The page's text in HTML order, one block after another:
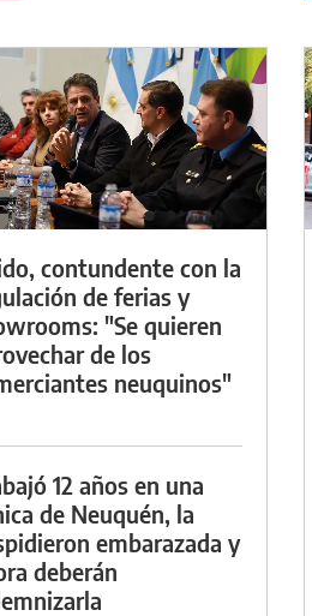
contundente con la
de ferias y
"Se quieren
de los
neuquinos"
12 años en una
de Neuquén, la
embarazada y
deberán